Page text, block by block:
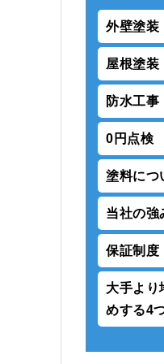
外壁塗装
屋根塗装
防水工事
0円点検
塗料につ
当社の強
保証制度
大手より
めする4